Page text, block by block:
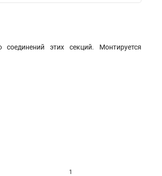
этих секций. Монтируется
1